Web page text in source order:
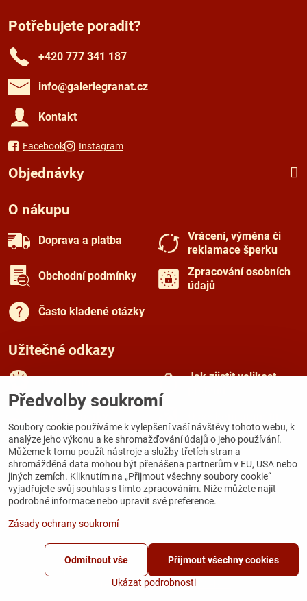
Potřebujete poradit?
+420 777 341 187
info​@galeriegranat​.cz
Kontakt
Facebook Instagram
Objednávky
O nákupu
Doprava a platba
Vrácení, výměna či
reklamace šperku
Obchodní podmínky
Zpracování osobních
údajů
Často kladené otázky
Užitečné odkazy
Rady a tipy
Jak zjistit velikost
Kamenná prodejna
Galerie Zámecká
Zámecká 167
284 03 Kutná Hora
2026 Předvolby soukromí
Vytvořeno systémem:ByznysWeb.cz
Předvolby soukromí
Soubory cookie používáme k vylepšení vaší návštěvy tohoto webu, k
analýze jeho výkonu a ke shromažďování údajů o jeho používání.
Můžeme k tomu použít nástroje a služby třetích stran a
shromážděná data mohou být přenášena partnerům v EU, USA nebo
jiných zemích. Kliknutím na „Přijmout všechny soubory cookie“
vyjadřujete svůj souhlas s tímto zpracováním. Níže můžete najít
podrobné informace nebo upravit své preference.
Zásady ochrany soukromí
Ukázat podrobnosti
Přijmout všechny cookies
Odmítnout vše